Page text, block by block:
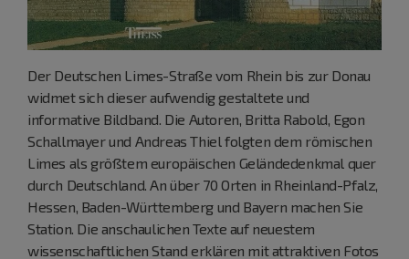
Der Deutschen Limes-Straße vom Rhein bis zur Donau
widmet sich dieser aufwendig gestaltete und
informative Bildband. Die Autoren, Britta Rabold, Egon
Schallmayer und Andreas Thiel folgten dem römischen
Limes als größtem europäischen Geländedenkmal quer
durch Deutschland. An über 70 Orten in Rheinland-Pfalz,
Hessen, Baden-Württemberg und Bayern machen Sie
Station. Die anschaulichen Texte auf neuestem
wissenschaftlichen Stand erklären mit attraktiven Fotos